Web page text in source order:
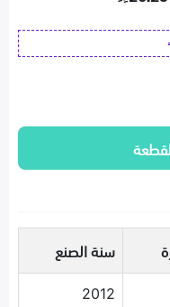
سنة الصنع
2012